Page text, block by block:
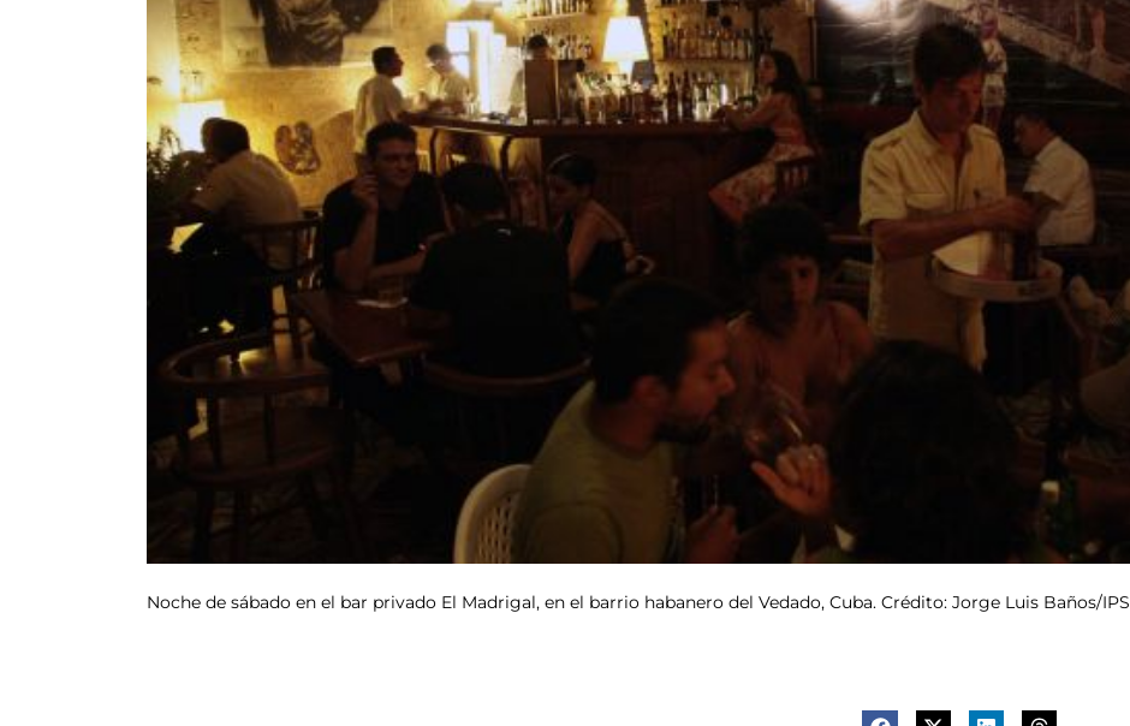
Noche de sábado en el bar privado El Madrigal, en el barrio habanero del Vedado, Cuba. Crédito: Jorge Luis Baños/IPS